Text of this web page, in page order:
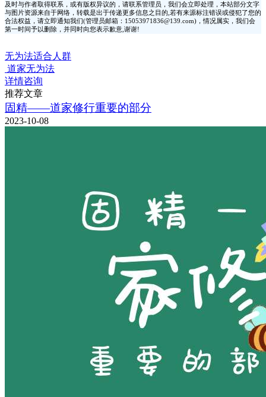
及时与作者取得联系，或有版权异议的，请联系管理员，我们会立即处理，本站部分文字
与图片资源来自于网络，转载是出于传递更多信息之目的,若有来源标注错误或侵犯了您的
合法权益，请立即通知我们(管理员邮箱：15053971836@139.com)，情况属实，我们会
第一时间予以删除，并同时向您表示歉意,谢谢!
无为法适合人群
道家无为法
详情咨询
推荐文章
固精——道家修行重要的部分
2023-10-08